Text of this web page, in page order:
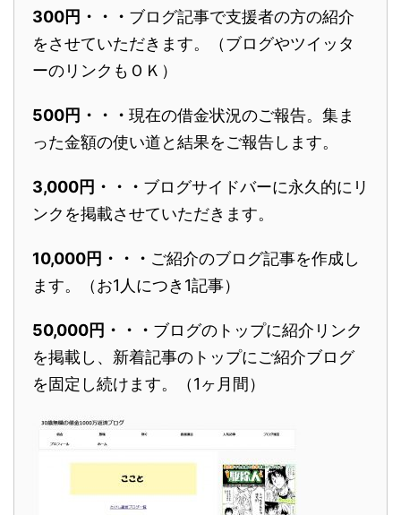
300円・・・ ブログ記事で支援者の方の紹介
をさせていただきます。（ブログやツイッタ
ーのリンクもＯＫ）
500円・・・ 現在の借金状況のご報告。集ま
った金額の使い道と結果をご報告します。
3,000円・・・ ブログサイドバーに永久的にリ
ンクを掲載させていただきます。
10,000円・・・ ご紹介のブログ記事を作成し
ます。（お1人につき1記事）
50,000円・・・ ブログのトップに紹介リンク
を掲載し、新着記事のトップにご紹介ブログ
を固定し続けます。（1ヶ月間）